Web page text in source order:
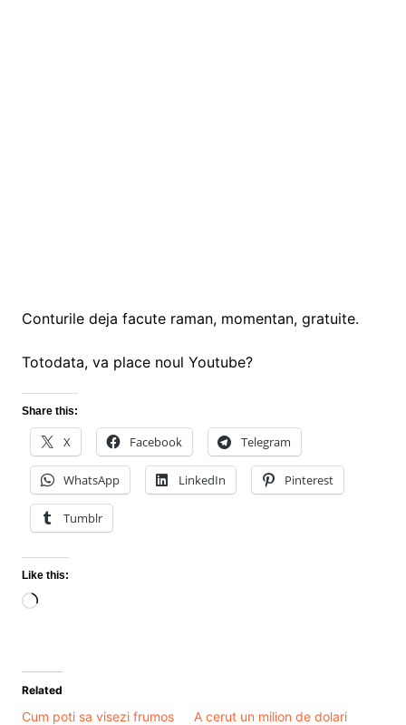
Conturile deja facute raman, momentan, gratuite.
Totodata, va place noul Youtube?
Share this:
X Facebook Telegram
WhatsApp LinkedIn Pinterest
Tumblr
Like this:
Loading…
Related
Cum poti sa visezi frumos
A cerut un milion de dolari